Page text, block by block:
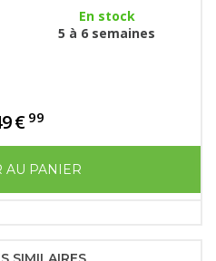
En stock
5 à 6 semaines
€ 99
AU PANIER